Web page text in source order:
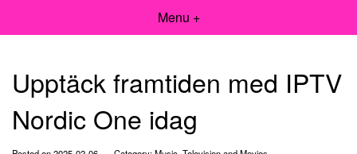
Menu +
Upptäck framtiden med IPTV
Nordic One idag